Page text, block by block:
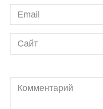
Email
*
Сайт
Комментарий